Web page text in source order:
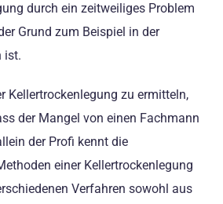
durch ein zeitweiliges Problem
Grund zum Beispiel in der
ist.
Kellertrockenlegung zu ermitteln,
der Mangel von einen Fachmann
der Profi kennt die
einer Kellertrockenlegung
Verfahren sowohl aus